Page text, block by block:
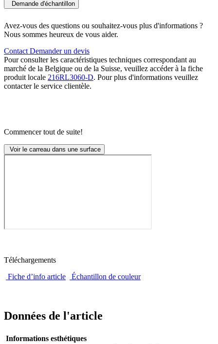
Demande d'échantillon
Avez-vous des questions ou souhaitez-vous plus d'informations ?
Nous sommes heureux de vous aider.
Contact Demander un devis
Pour consulter les caractéristiques techniques correspondant au
marché de la Belgique ou de la Suisse, veuillez accéder à la fiche
produit locale 216RL3060-D. Pour plus d'informations veuillez
contacter le service clientèle.
Commencer tout de suite!
Voir le carreau dans une surface
Téléchargements
Fiche d’info article
Échantillon de couleur
Données de l'article
Informations esthétiques